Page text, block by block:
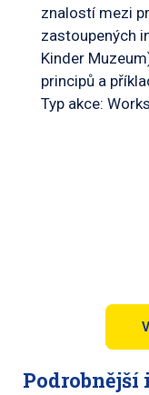
znalostí mezi
zastoupených
Kinder
principů a
Typ akce:
Podrobnější